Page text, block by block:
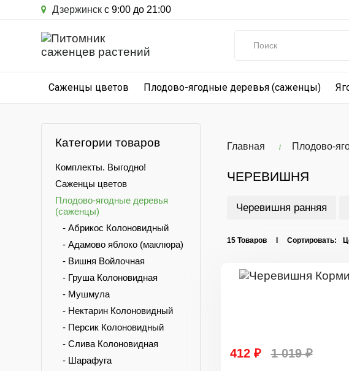
Дзержинск с 9:00 до 21:00
Саженцы цветов Плодово-ягодные деревья (саженцы)
Категории товаров
Комплекты. Выгодно!
Саженцы цветов
Плодово-ягодные деревья
(саженцы)
- Абрикос Колоновидный
- Адамово яблоко (маклюра)
- Вишня Войлочная
- Груша Колоновидная
- Мушмула
- Нектарин Колоновидный
- Персик Колоновидный
- Слива Колоновидная
- Шарафуга
Главная Плодово-
ЧЕРЕВИШНЯ
Черевишня ранняя
15 Товаров I Сортировать:
412 ₽ 1 019 ₽